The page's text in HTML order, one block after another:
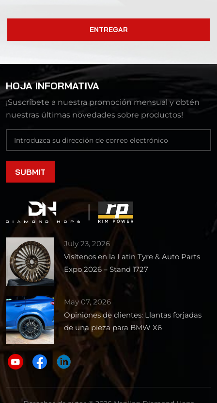
ENTREGAR
HOJA INFORMATIVA
¡Suscríbete a nuestra promoción mensual y obtén
nuestras últimas novedades sobre productos!
July 23, 2026
Visítenos en la Latin Tyre & Auto Parts
Expo 2026 – Stand 1727
May 07, 2026
Opiniones de clientes: Llantas forjadas
de una pieza para BMW X6